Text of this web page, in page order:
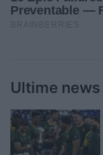
Ultime news